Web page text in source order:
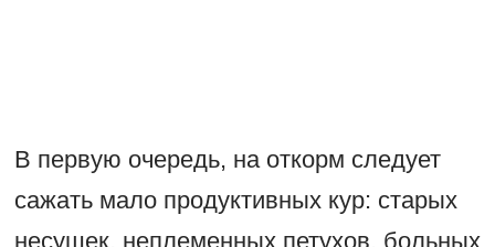
В первую очередь, на откорм следует
сажать мало продуктивных кур: старых
несушек, неплеменных петухов, больных